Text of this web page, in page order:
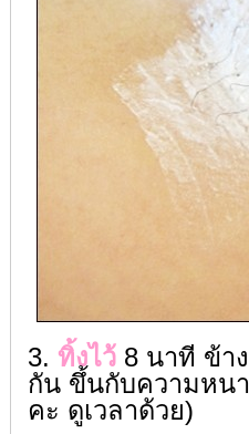
3. ทิ้งไว้ 8 นาที ข้า
กัน ขึ้นกับความหน
คะ ดูเวลาด้วย)